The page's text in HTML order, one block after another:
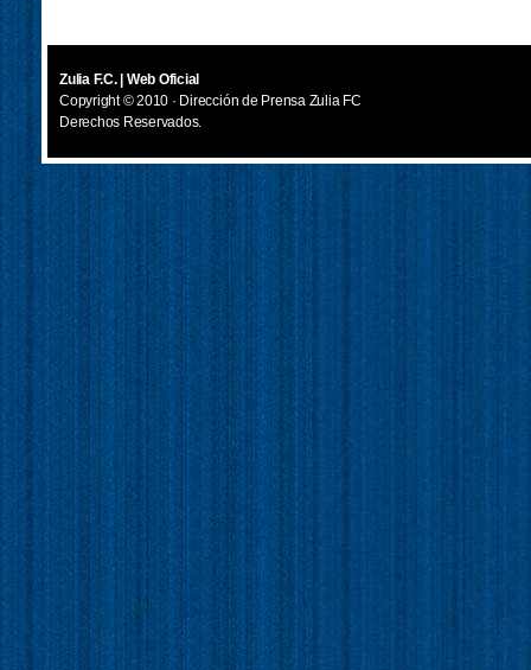
Zulia F.C. | Web Oficial
Copyright © 2010 · Dirección de Prensa Zulia FC
Derechos Reservados.